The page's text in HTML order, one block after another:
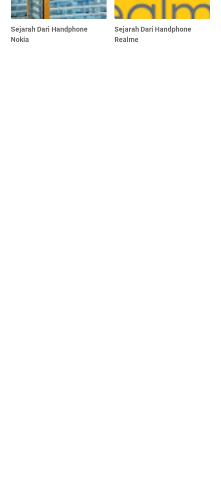
Sejarah Dari Handphone
Nokia
Sejarah Dari Handphone
Realme